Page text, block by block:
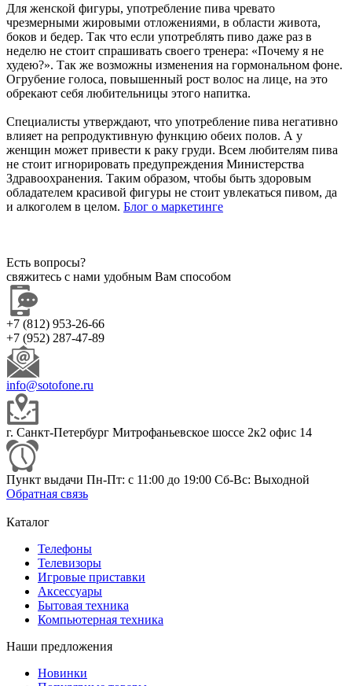
Для женской фигуры, употребление пива чревато
чрезмерными жировыми отложениями, в области живота,
боков и бедер. Так что если употреблять пиво даже раз в
неделю не стоит спрашивать своего тренера: «Почему я не
худею?». Так же возможны изменения на гормональном фоне.
Огрубение голоса, повышенный рост волос на лице, на это
обрекают себя любительницы этого напитка.
Специалисты утверждают, что употребление пива негативно
влияет на репродуктивную функцию обеих полов. А у
женщин может привести к раку груди. Всем любителям пива
не стоит игнорировать предупреждения Министерства
Здравоохранения. Таким образом, чтобы быть здоровым
обладателем красивой фигуры не стоит увлекаться пивом, да
и алкоголем в целом. Блог о маркетинге
Есть вопросы?
свяжитесь с нами удобным Вам способом
+7 (812) 953-26-66
+7 (952) 287-47-89
info@sotofone.ru
г. Санкт-Петербург Митрофаньевское шоссе 2к2 офис 14
Пункт выдачи Пн-Пт: с 11:00 до 19:00 Сб-Вс: Выходной
Обратная связь
Каталог
Телефоны
Телевизоры
Игровые приставки
Аксессуары
Бытовая техника
Компьютерная техника
Наши предложения
Новинки